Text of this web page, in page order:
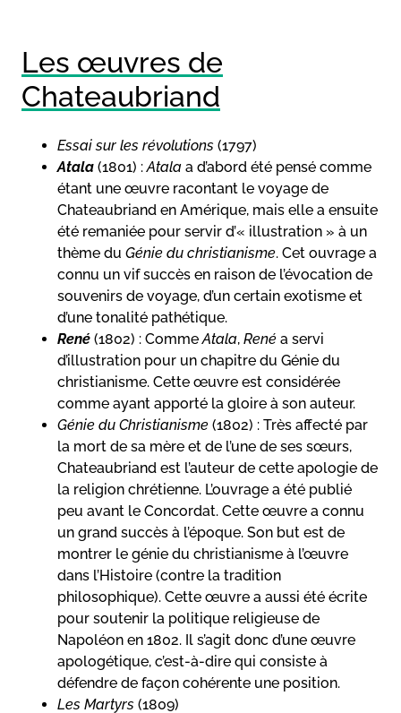
Les œuvres de
Chateaubriand
Essai sur les révolutions (1797)
Atala (1801) :Atala a d’abord été pensé comme
étant une œuvre racontant le voyage de
Chateaubriand en Amérique, mais elle a ensuite
été remaniée pour servir d’« illustration » à un
thème du Génie du christianisme. Cet ouvrage a
connu un vif succès en raison de l’évocation de
souvenirs de voyage, d’un certain exotisme et
d’une tonalité pathétique.
René (1802) : CommeAtala, René a servi
d’illustration pour un chapitre du Génie du
christianisme. Cette œuvre est considérée
comme ayant apporté la gloire à son auteur.
Génie du Christianisme (1802) : Très affecté par
la mort de sa mère et de l’une de ses sœurs,
Chateaubriand est l’auteur de cette apologie de
la religion chrétienne. L’ouvrage a été publié
peu avant le Concordat. Cette œuvre a connu
un grand succès à l’époque. Son but est de
montrer le génie du christianisme à l’œuvre
dans l’Histoire (contre la tradition
philosophique). Cette œuvre a aussi été écrite
pour soutenir la politique religieuse de
Napoléon en 1802. Il s’agit donc d’une œuvre
apologétique, c’est-à-dire qui consiste à
défendre de façon cohérente une position.
Les Martyrs (1809)